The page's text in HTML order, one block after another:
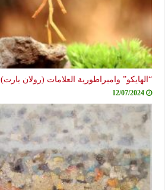
“الهايكو” وامبراطورية العلامات (رولان بارت)
12/07/2024